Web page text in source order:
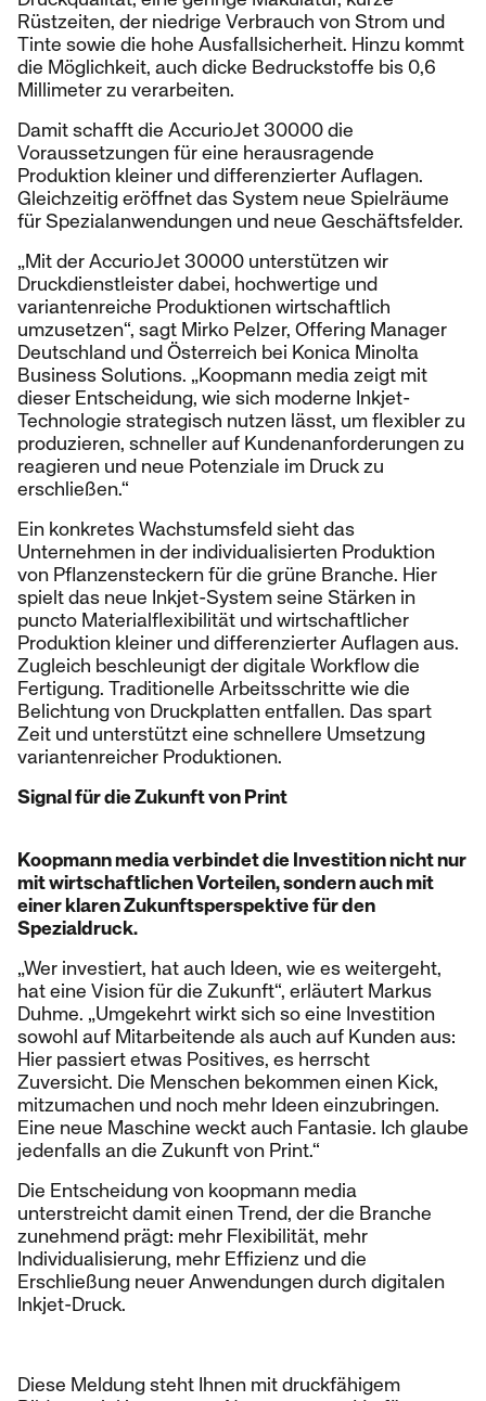
Rüstzeiten, der niedrige Verbrauch von Strom und
Tinte sowie die hohe Ausfallsicherheit. Hinzu kommt
die Möglichkeit, auch dicke Bedruckstoffe bis 0,6
Millimeter zu verarbeiten.
Damit schafft die AccurioJet 30000 die
Voraussetzungen für eine herausragende
Produktion kleiner und differenzierter Auflagen.
Gleichzeitig eröffnet das System neue Spielräume
für Spezialanwendungen und neue Geschäftsfelder.
„Mit der AccurioJet 30000 unterstützen wir
Druckdienstleister dabei, hochwertige und
variantenreiche Produktionen wirtschaftlich
umzusetzen“, sagt Mirko Pelzer, Offering Manager
Deutschland und Österreich bei Konica Minolta
Business Solutions. „Koopmann media zeigt mit
dieser Entscheidung, wie sich moderne Inkjet-
Technologie strategisch nutzen lässt, um flexibler zu
produzieren, schneller auf Kundenanforderungen zu
reagieren und neue Potenziale im Druck zu
erschließen.“
Ein konkretes Wachstumsfeld sieht das
Unternehmen in der individualisierten Produktion
von Pflanzensteckern für die grüne Branche. Hier
spielt das neue Inkjet-System seine Stärken in
puncto Materialflexibilität und wirtschaftlicher
Produktion kleiner und differenzierter Auflagen aus.
Zugleich beschleunigt der digitale Workflow die
Fertigung. Traditionelle Arbeitsschritte wie die
Belichtung von Druckplatten entfallen. Das spart
Zeit und unterstützt eine schnellere Umsetzung
variantenreicher Produktionen.
Signal für die Zukunft von Print
Koopmann media verbindet die Investition nicht nur
mit wirtschaftlichen Vorteilen, sondern auch mit
einer klaren Zukunftsperspektive für den
Spezialdruck.
„Wer investiert, hat auch Ideen, wie es weitergeht,
hat eine Vision für die Zukunft“, erläutert Markus
Duhme. „Umgekehrt wirkt sich so eine Investition
sowohl auf Mitarbeitende als auch auf Kunden aus:
Hier passiert etwas Positives, es herrscht
Zuversicht. Die Menschen bekommen einen Kick,
mitzumachen und noch mehr Ideen einzubringen.
Eine neue Maschine weckt auch Fantasie. Ich glaube
jedenfalls an die Zukunft von Print.“
Die Entscheidung von koopmann media
unterstreicht damit einen Trend, der die Branche
zunehmend prägt: mehr Flexibilität, mehr
Individualisierung, mehr Effizienz und die
Erschließung neuer Anwendungen durch digitalen
Inkjet-Druck.
Diese Meldung steht Ihnen mit druckfähigem